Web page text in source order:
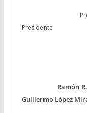
Presidente
Cámara
Ramón
Guillermo López